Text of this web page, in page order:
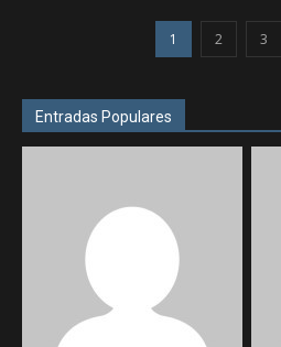
1 2 3
Entradas Populares